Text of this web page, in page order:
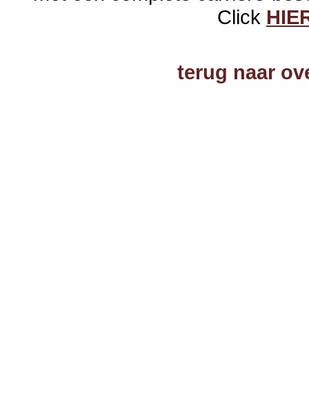
Click
terug naar